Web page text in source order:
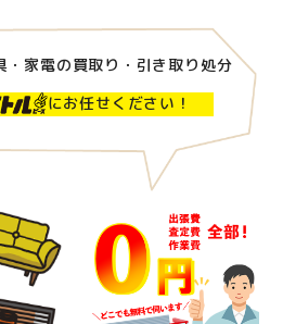
・家電の買取り・引き取り処分
にお任せください！